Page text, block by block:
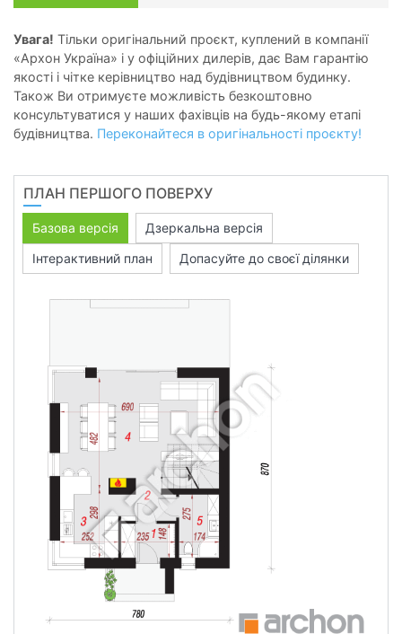
Увага! Тільки оригінальний проєкт, куплений в компанії
«Архон Україна» і у офіційних дилерів, дає Вам гарантію
якості і чітке керівництво над будівництвом будинку.
Також Ви отримуєте можливість безкоштовно
консультуватися у наших фахівців на будь-якому етапі
будівництва. Переконайтеся в оригінальності проєкту!
ПЛАН ПЕРШОГО ПОВЕРХУ
Базова версія
Дзеркальна версія
Інтерактивний план
Допасуйте до своєї ділянки